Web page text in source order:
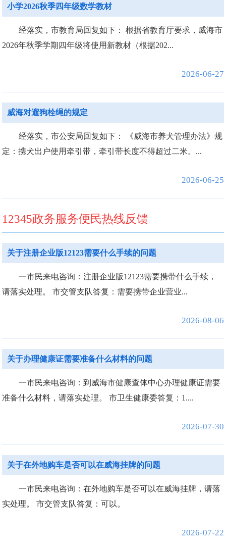
小学2026秋季四年级数学教材
经落实，市教育局回复如下： 根据省教育厅要求，威海市
2026年秋季学期四年级将使用新教材（根据202...
2026-06-27
威海对遛狗栓绳的规定
经落实，市公安局回复如下： 《威海市养犬管理办法》规
定：携犬出户使用牵引带，牵引带长度不得超过二米。...
2026-06-25
12345政务服务便民热线反馈
关于注册企业版12123需要什么手续的问题
一市民来电咨询：注册企业版12123需要携带什么手续，
请落实处理。 市交管支队答复：需要携带企业营业...
2026-08-06
关于办理健康证需要准备什么材料的问题
一市民来电咨询：到威海市健康查体中心办理健康证需要
准备什么材料，请落实处理。 市卫生健康委答复：1....
2026-07-30
关于在外地购车是否可以在威海挂牌的问题
一市民来电咨询：在外地购车是否可以在威海挂牌，请落
实处理。 市交管支队答复：可以。
2026-07-22